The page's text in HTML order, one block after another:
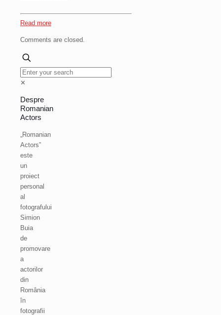
Read more
Comments are closed.
✕
Despre
Romanian
Actors
„Romanian
Actors”
este
un
proiect
personal
al
fotografului
Simion
Buia
de
promovare
a
actorilor
din
România
în
fotografii